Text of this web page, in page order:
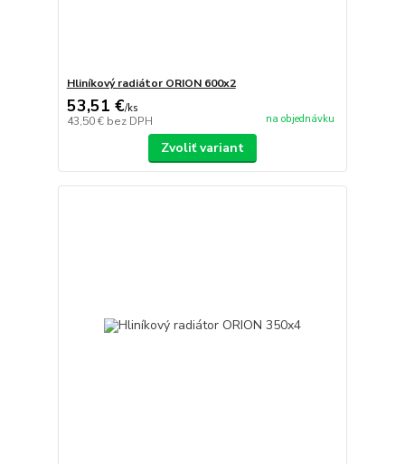
Hliníkový radiátor ORION 600x2
53,51 €/ks
43,50 € bez DPH na objednávku
Zvoliť variant